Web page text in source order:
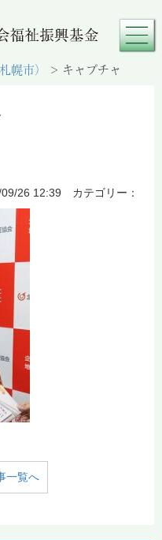
幌市） > キャプチャ
09/26 12:39 カテゴリー：
一覧へ